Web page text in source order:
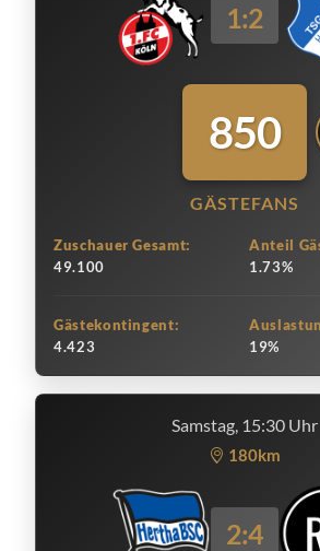
1:2
850
GÄSTEFANS
Zuschauer Gesamt:
49.100
Anteil
1.73%
Gästekontingent:
4.423
19%
Samstag, 15:30 Uhr
180km
2:4